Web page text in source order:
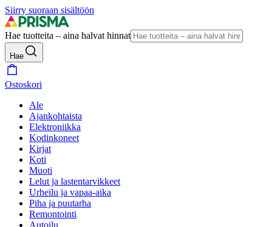
Siirry suoraan sisältöön
Hae tuotteita – aina halvat hinnat
Hae
Ostoskori
Ale
Ajankohtaista
Elektroniikka
Kodinkoneet
Kirjat
Koti
Muoti
Lelut ja lastentarvikkeet
Urheilu ja vapaa-aika
Piha ja puutarha
Remontointi
Autoilu